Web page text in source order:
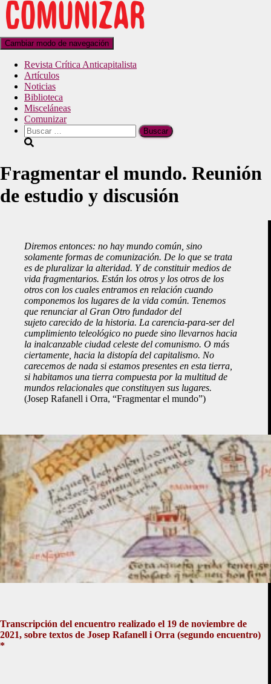
Cambiar modo de navegación
Revista Crítica Anticapitalista
Artículos
Noticias
Biblioteca
Misceláneas
Comunizar
Fragmentar el mundo. Reunión
de estudio y discusión
Diremos entonces: no hay mundo común, sino
solamente formas de comunización. De lo que se trata
es de pluralizar la alteridad. Y de constituir medios de
vida fragmentarios. Están los otros y los otros de los
otros con los cuales entramos en relación cuando
componemos los lugares de la vida común. Tenemos
que renunciar al Gran Otro fundador del
sujeto carecido de la historia. La carencia-para-ser del
cumplimiento teleológico no puede sino llevarnos hacia
la inalcanzable ciudad celeste del comunismo. O más
ciertamente, hacia la distopía del capitalismo. No
carecemos de nada si estamos presentes en esta tierra,
si habitamos una tierra compuesta por la multitud de
mundos relacionales que constituyen sus lugares.
(Josep Rafanell i Orra, “Fragmentar el mundo”)
Transcripción del encuentro realizado el 19 de noviembre de
2021, sobre textos de Josep Rafanell i Orra (segundo encuentro)
*